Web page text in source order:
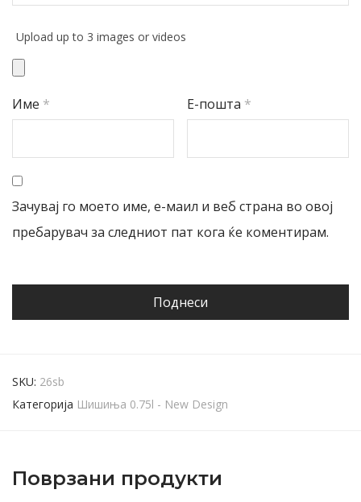
Upload up to 3 images or videos
Име * Е-пошта *
Зачувај го моето име, е-маил и веб страна во овој
пребарувач за следниот пат кога ќе коментирам.
SKU: 26sb
Категорија Шишиња 0.75l - New Design
Поврзани продукти